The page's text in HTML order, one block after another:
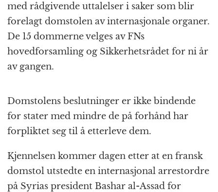
med rådgivende uttalelser i saker som blir
forelagt domstolen av internasjonale organer.
De 15 dommerne velges av FNs
hovedforsamling og Sikkerhetsrådet for ni år
av gangen.
Domstolens beslutninger er ikke bindende
for stater med mindre de på forhånd har
forpliktet seg til å etterleve dem.
Kjennelsen kommer dagen etter at en fransk
domstol utstedte en internasjonal arrestordre
på Syrias president Bashar al-Assad for